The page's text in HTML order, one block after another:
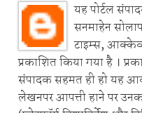
यह पोर्टल
सनमाहेन
टाइम्स,
प्रकाशित किया गया है ।
संपादक सहमत ही हो यह
लेखनपर आपत्ती हाने पर